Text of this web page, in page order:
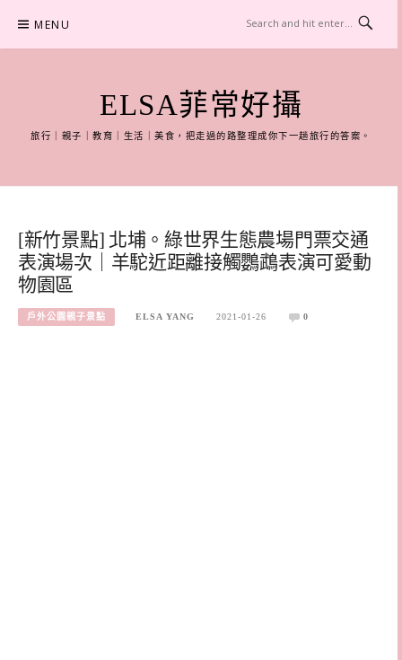
content
MENU
ELSA菲常好攝
旅行｜親子｜教育｜生活｜美食，把走過的路整理成你下一趟旅行的答案。
[新竹景點] 北埔。綠世界生態農場門票交通
表演場次｜羊駝近距離接觸鸚鵡表演可愛動
物園區
戶外公園親子景點 ELSA YANG 2021-01-26 0